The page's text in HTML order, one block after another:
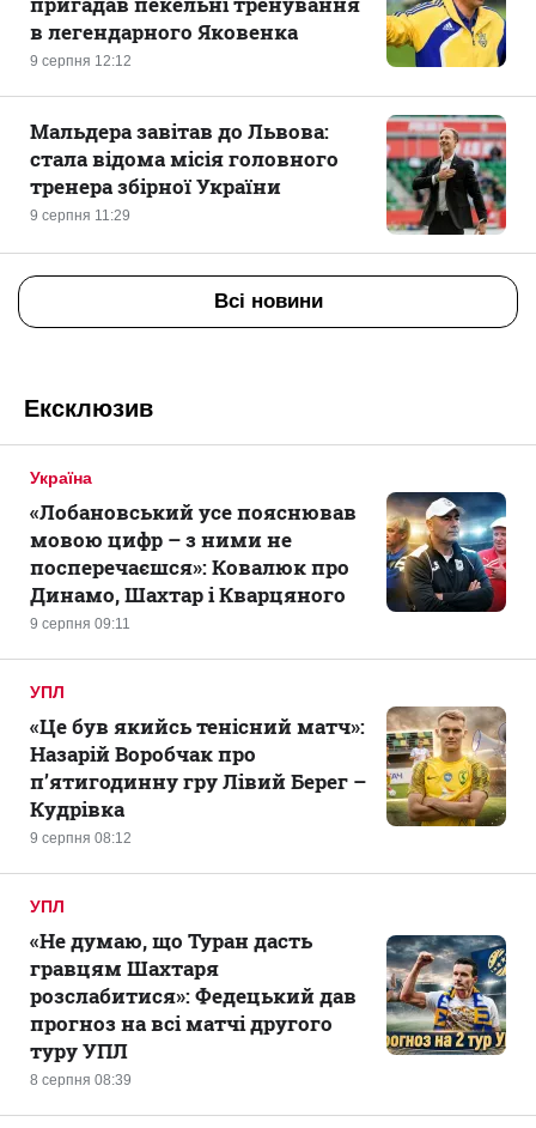
9 серпня 12:12
в легендарного Яковенка
9 серпня 11:29
Мальдера завітав до Львова:
стала відома місія головного
тренера збірної України
Всі новини
Ексклюзив
Україна
9 серпня 09:11
«Лобановський усе пояснював
мовою цифр – з ними не
посперечаєшся»: Ковалюк про
Динамо, Шахтар і Кварцяного
УПЛ
9 серпня 08:12
«Це був якийсь тенісний матч»:
Назарій Воробчак про
п’ятигодинну гру Лівий Берег –
Кудрівка
УПЛ
8 серпня 08:39
«Не думаю, що Туран дасть
гравцям Шахтаря
розслабитися»: Федецький дав
прогноз на всі матчі другого
туру УПЛ